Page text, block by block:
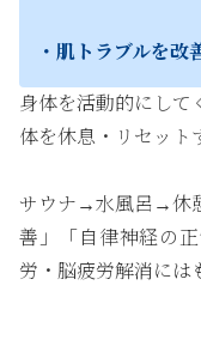
・肌トラブルを改
身体を活動的にして
体を休息・リセット
サウナ→水風呂→休
善」「自律神経の
労・脳疲労解消には